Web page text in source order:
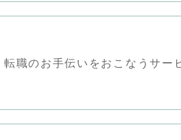
職のお手伝いをおこなうサー